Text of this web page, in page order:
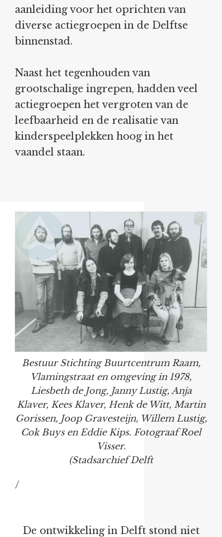
aanleiding voor het oprichten van
diverse actiegroepen in de Delftse
binnenstad.
Naast het tegenhouden van
grootschalige ingrepen, hadden veel
actiegroepen het vergroten van de
leefbaarheid en de realisatie van
kinderspeelplekken hoog in het
vaandel staan.
Bestuur Stichting Buurtcentrum Raam,
Vlamingstraat en omgeving in 1978,
Liesbeth de Jong, Janny Lustig, Anja
Klaver, Kees Klaver, Henk de Witt, Martin
Gorissen, Joop Gravesteijn, Willem Lustig,
Cok Buys en Eddie Kips. Fotograaf Roel
Visser.
(Stadsarchief Delft
/
De ontwikkeling in Delft stond niet